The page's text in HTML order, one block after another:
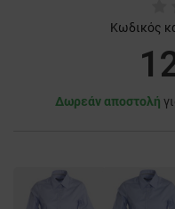
Κωδικός
Δωρεάν αποστολή